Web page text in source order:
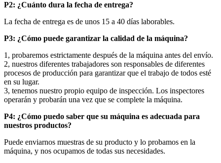
P2: ¿Cuánto dura la fecha de entrega?
La fecha de entrega es de unos 15 a 40 días laborables.
P3: ¿Cómo puede garantizar la calidad de la máquina?
1, probaremos estrictamente después de la máquina antes del envío.
2, nuestros diferentes trabajadores son responsables de diferentes
procesos de producción para garantizar que el trabajo de todos esté
en su lugar.
3, tenemos nuestro propio equipo de inspección. Los inspectores
operarán y probarán una vez que se complete la máquina.
P4: ¿Cómo puedo saber que su máquina es adecuada para
nuestros productos?
Puede enviarnos muestras de su producto y lo probamos en la
máquina, y nos ocupamos de todas sus necesidades.